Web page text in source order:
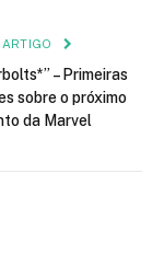
– Primeiras
sobre o próximo
da Marvel